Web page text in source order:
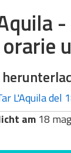
L'Aquila del
am 18